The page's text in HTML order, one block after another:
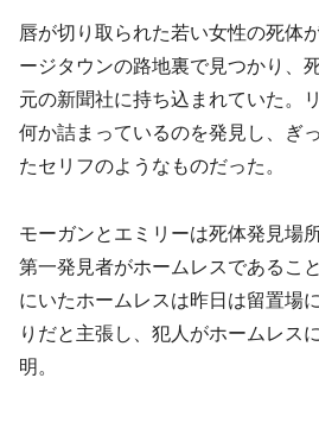
唇が切り取られた若い女性の死体
ージタウンの路地裏で見つかり、
元の新聞社に持ち込まれていた。
何か詰まっているのを発見し、ぎ
たセリフのようなものだった。
モーガンとエミリーは死体発見場
第一発見者がホームレスであるこ
にいたホームレスは昨日は留置場
りだと主張し、犯人がホームレス
明。